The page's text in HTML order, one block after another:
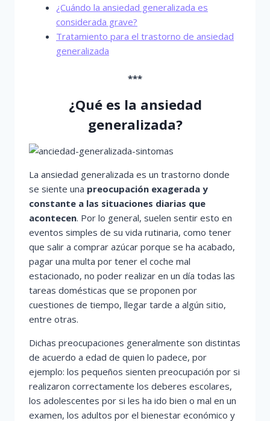
¿Cuándo la ansiedad generalizada es
considerada grave?
Tratamiento para el trastorno de ansiedad
generalizada
***
¿Qué es la ansiedad
generalizada?
La ansiedad generalizada es un trastorno donde
se siente una preocupación exagerada y
constante a las situaciones diarias que
acontecen. Por lo general, suelen sentir esto en
eventos simples de su vida rutinaria, como tener
que salir a comprar azúcar porque se ha acabado,
pagar una multa por tener el coche mal
estacionado, no poder realizar en un día todas las
tareas domésticas que se proponen por
cuestiones de tiempo, llegar tarde a algún sitio,
entre otras.
Dichas preocupaciones generalmente son distintas
de acuerdo a edad de quien lo padece, por
ejemplo: los pequeños sienten preocupación por si
realizaron correctamente los deberes escolares,
los adolescentes por si les ha ido bien o mal en un
examen, los adultos por el bienestar económico y